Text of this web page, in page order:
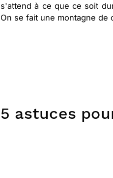
s'attend à ce que ce soit
On se fait une montagne de
5 astuces